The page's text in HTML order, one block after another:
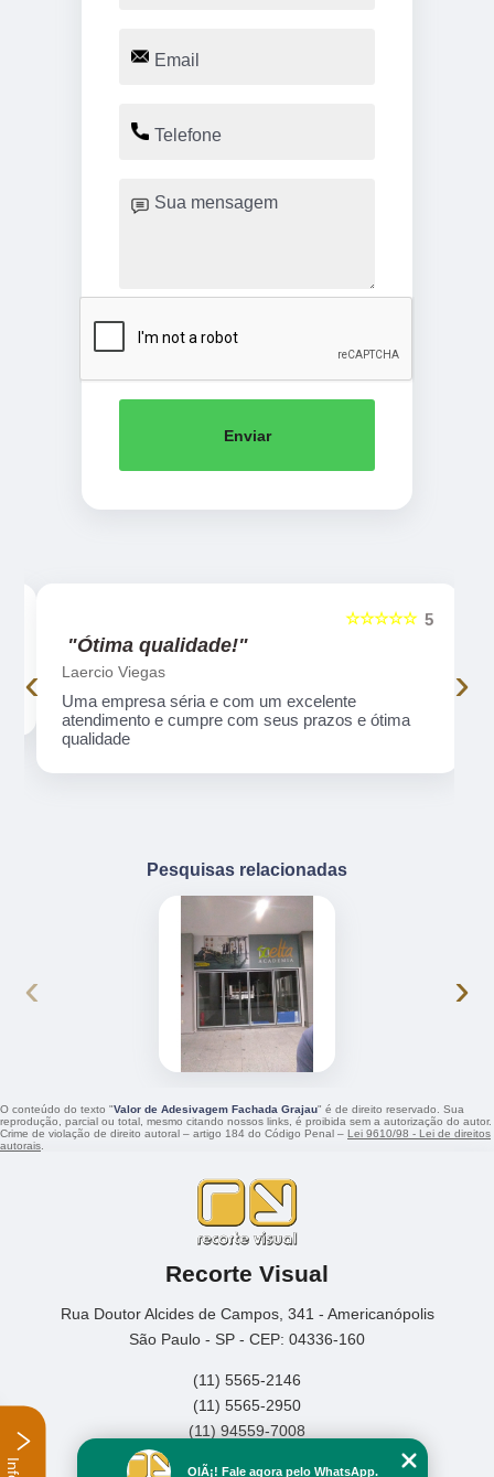
Enviar
5
☆☆☆☆☆
"Ótima qualidade!"
Laercio Viegas
Uma empresa séria e com um excelente
atendimento e cumpre com seus prazos e ótima
qualidade
‹ ›
Pesquisas relacionadas
‹ ›
O conteúdo do texto "Valor de Adesivagem Fachada Grajau" é de direito reservado. Sua
reprodução, parcial ou total, mesmo citando nossos links, é proibida sem a autorização do autor.
Crime de violação de direito autoral – artigo 184 do Código Penal – Lei 9610/98 - Lei de direitos
autorais.
Recorte Visual
Rua Doutor Alcides de Campos, 341 - Americanópolis
São Paulo - SP - CEP: 04336-160
(11) 5565-2146
(11) 5565-2950
(11) 94559-7008
Home
OlÃ¡! Fale agora pelo WhatsApp.